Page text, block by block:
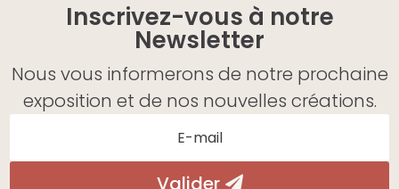
Inscrivez-vous à notre
Newsletter
Nous vous informerons de notre prochaine
exposition et de nos nouvelles créations.
Valider